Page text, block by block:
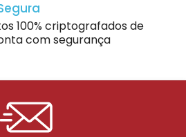
100% criptografados de
com segurança